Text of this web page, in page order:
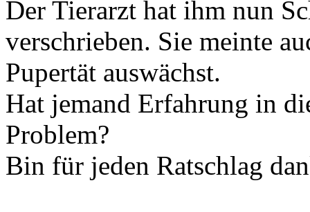
Der Tierarzt hat ihm nun
verschrieben. Sie meinte
Pupertät auswächst.
Hat jemand Erfahrung in
Problem?
Bin für jeden Ratschlag